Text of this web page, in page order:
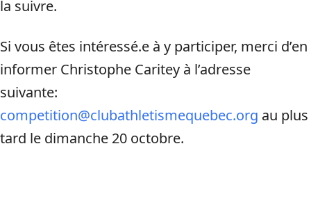
la suivre.
Si vous êtes intéressé.e à y participer, merci d’en
informer Christophe Caritey à l’adresse
suivante:
competition@clubathletismequebec.org au plus
tard le dimanche 20 octobre.